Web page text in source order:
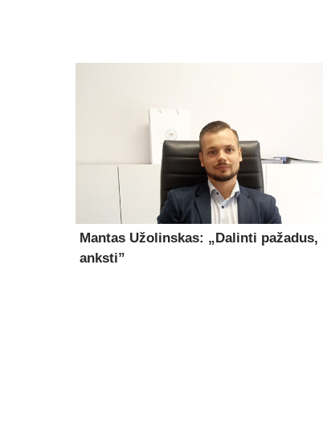
Mantas Užolinskas: „Dalinti
anksti”